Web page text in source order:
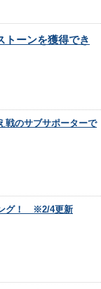
トーンを獲得でき
戦のサブサポーターで
ング！ ※2/4更新